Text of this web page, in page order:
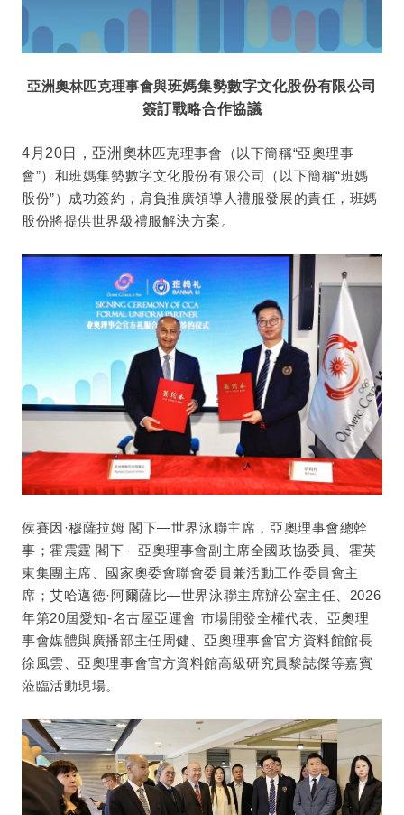
亞洲奧林匹克理事會與班媽集勢數字文化股份有限公司
簽訂戰略合作協議
4月20日，亞洲奧林匹克理事會（以下簡稱“亞奧理事
會”）和班媽集勢數字文化股份有限公司（以下簡稱“班媽
股份”）成功簽約，肩負推廣領導人禮服發展的責任，班媽
股份將提供世界級禮服解決方案。
侯賽因·穆薩拉姆 閣下—世界泳聯主席，亞奧理事會總幹
事；霍震霆 閣下—亞奧理事會副主席全國政協委員、霍英
東集團主席、國家奧委會聯會委員兼活動工作委員會主
席；艾哈邁德·阿爾薩比—世界泳聯主席辦公室主任、2026
年第20屆愛知-名古屋亞運會 市場開發全權代表、亞奧理
事會媒體與廣播部主任周健、亞奧理事會官方資料館館長
徐風雲、亞奧理事會官方資料館高級研究員黎誌傑等嘉賓
蒞臨活動現場。